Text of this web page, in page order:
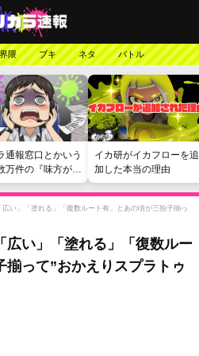
隈 ブキ ネタ バトル
通報窓口とかいう
万件の『味方が弱
痴を読まされる苦
イカ研がイカフローを追
加した本当の理由
広い」「塗れる」「復数ルート有」とあの頃が三拍子揃っ
広い」「塗れる」「復数ルー
揃って”おかえりスプラトゥ